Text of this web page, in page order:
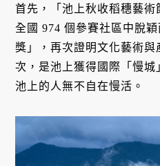
首先，「池上秋收稻穗藝
全國 974 個參賽社區中脫
獎」，再次證明文化藝術
次，是池上獲得國際「慢城
池上的人無不自在慢活。